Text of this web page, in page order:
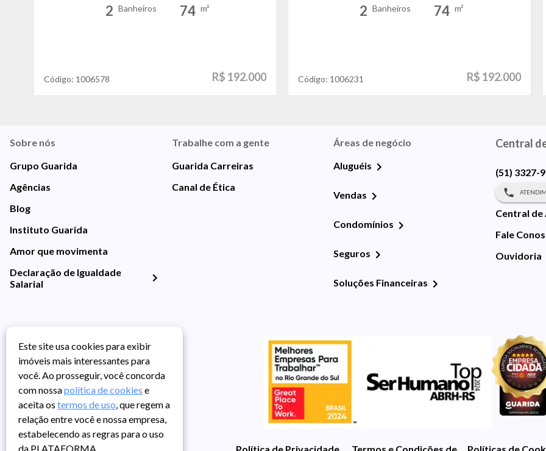
2 Banheiros 74 m²
Código: 1006578 R$ 192.000
2 Banheiros 74 m²
Código: 1006231 R$ 192.000
Sobre nós
Grupo Guarida
Agências
Blog
Instituto Guarida
Amor que movimenta
Declaração de Igualdade
Salarial
Trabalhe com a gente
Guarida Carreiras
Canal de Ética
Áreas de negócio
Aluguéis
Vendas
Condomínios
Seguros
Soluções Financeiras
Central
(51) 3327-
Central de
Fale
Ouvidoria
Política de Privacidade Termos e Condições de UsoPolíticas de
Este site usa cookies para exibir
imóveis mais interessantes para
você. Ao prosseguir, você concorda
com nossapolítica de cookies e
aceita os termos de uso, que regem a
relação entre você e nossa empresa,
estabelecendo as regras para o uso
da PLATAFORMA.